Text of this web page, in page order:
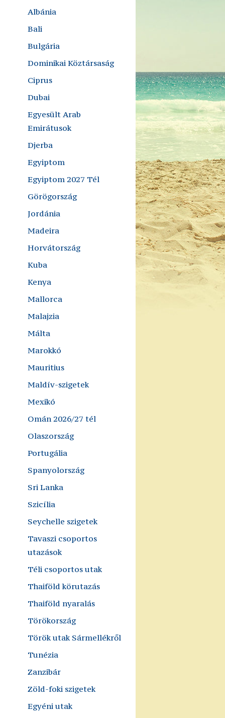
Albánia
Bali
Bulgária
Dominikai Köztársaság
Ciprus
Dubai
Egyesült Arab
Emirátusok
Djerba
Egyiptom
Egyiptom 2027 Tél
Görögország
Jordánia
Madeira
Horvátország
Kuba
Kenya
Mallorca
Malajzia
Málta
Marokkó
Mauritius
Maldív-szigetek
Mexikó
Omán 2026/27 tél
Olaszország
Portugália
Spanyolország
Sri Lanka
Szicília
Seychelle szigetek
Tavaszi csoportos
utazások
Téli csoportos utak
Thaiföld körutazás
Thaiföld nyaralás
Törökország
Török utak Sármellékről
Tunézia
Zanzibár
Zöld-foki szigetek
Egyéni utak